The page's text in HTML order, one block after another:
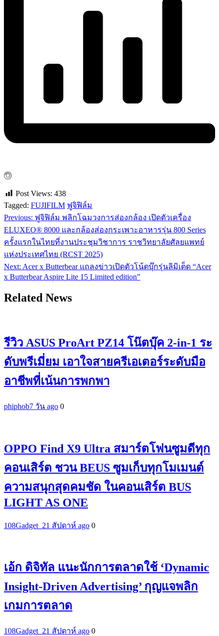
Post Views: 438
Tagged: FUJIFILM ฟูจิฟิล์ม
แนะแนว
เรื่อง
Previous: ฟูจิฟิล์ม พลิกโฉมวงการส่องกล้อง เปิดตัวเครื่อง
ELUXEO® 8000 และกล้องส่องกระเพาะอาหารรุ่น 800 Series
ครั้งแรกในไทยที่งานประชุมวิชาการ ราชวิทยาลัยศัลยแพทย์
แห่งประเทศไทย (RCST 2025)
Next: Acer x Butterbear แถลงข่าวเปิดตัวโน้ตบุ๊กรุ่นลิมิเต็ด “Acer
x Butterbear Aspire Lite 15 Limited edition”
Related News
รีวิว ASUS ProArt PZ14 โน๊ตบุ๊ค 2-in-1 ระ
ดับพรีเมี่ยม เอาใจสายครีเอเตอร์ระดับมือ
อาชีพที่เน้นการพกพา
phiphob7 วัน ago 0
OPPO Find X9 Ultra สมาร์ตโฟนซูมดีทุก
คอนเสิร์ต ชวน BEUS ซูมเก็บทุกโมเมนต์
ความสนุกสุดคมชัด ในคอนเสิร์ต BUS
LIGHT AS ONE
108Gadget_21 สัปดาห์ ago 0
เอ้ก ดิจิทัล แนะนักการตลาดใช้ ‘Dynamic
Insight-Driven Advertising’ กุญแจพลิก
เกมการตลาด
108Gadget_21 สัปดาห์ ago 0